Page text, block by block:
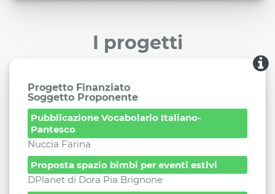
I progetti
Progetto Finanziato
Soggetto Proponente
Pubblicazione Vocabolario Italiano-
Pantesco
Nuccia Farina
Proposta spazio bimbi per eventi estivi
DPlanet di Dora Pia Brignone